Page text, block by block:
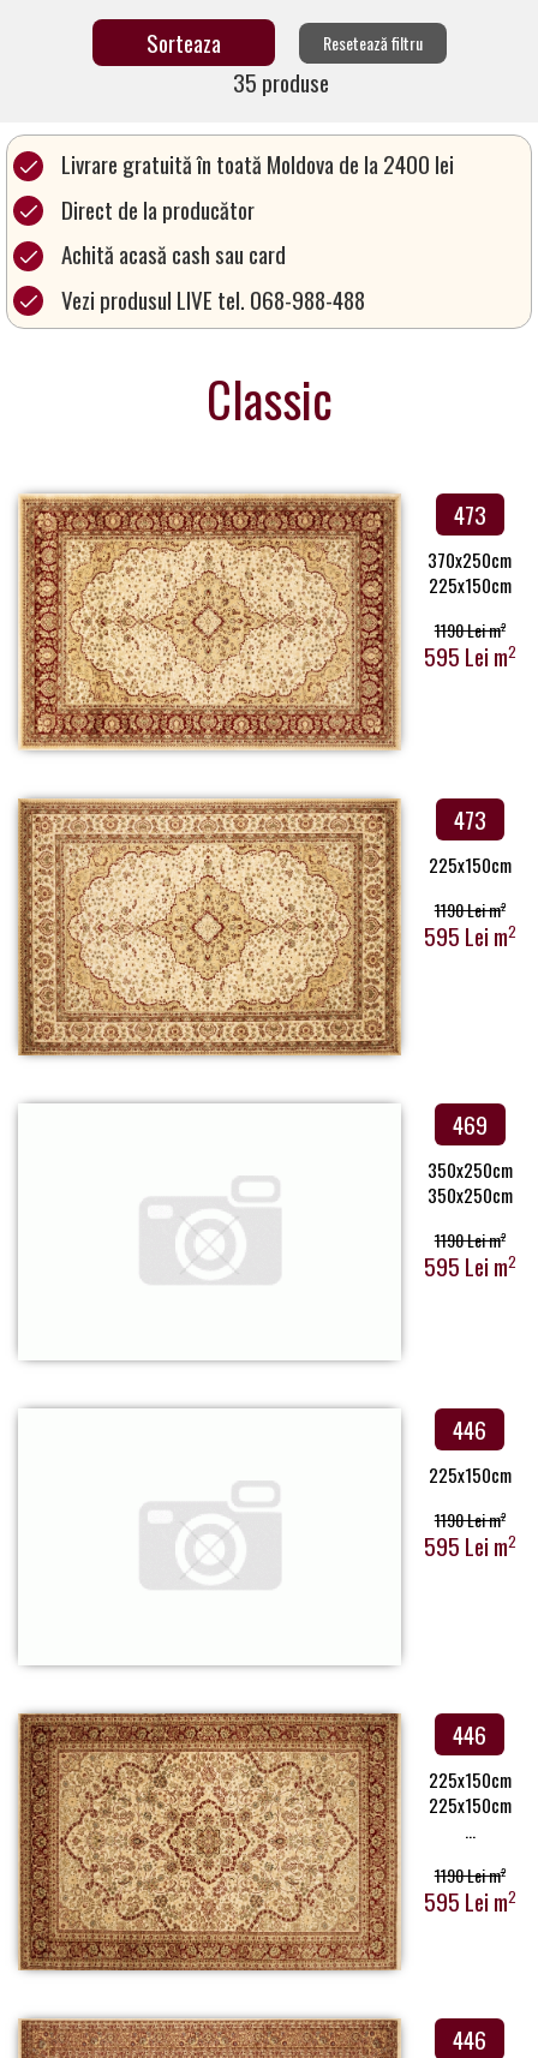
Partner
in
Touch
Resetează filtru
35 produse
Livrare gratuită în toată Moldova de la 2400 lei
Direct de la producător
Achită acasă cash sau card
Vezi produsul LIVE tel. 068-988-488
Classic
473
370x250cm
225x150cm
1190 Lei m2
595 Lei m2
473
225x150cm
1190 Lei m2
595 Lei m2
469
350x250cm
350x250cm
1190 Lei m2
595 Lei m2
446
225x150cm
1190 Lei m2
595 Lei m2
446
225x150cm
225x150cm
...
1190 Lei m2
595 Lei m2
446